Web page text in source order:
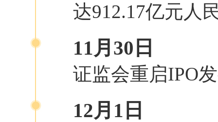
达912.17亿元人
11月30日
证监会重启IPO
12月1日